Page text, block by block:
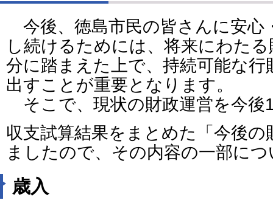
今後、徳島市民の皆さんに安心
し続けるためには、将来にわた
分に踏まえた上で、持続可能な行
出すことが重要となります。
そこで、現状の財政運営を今後
収支試算結果をまとめた「今後の
ましたので、その内容の一部に
歳入